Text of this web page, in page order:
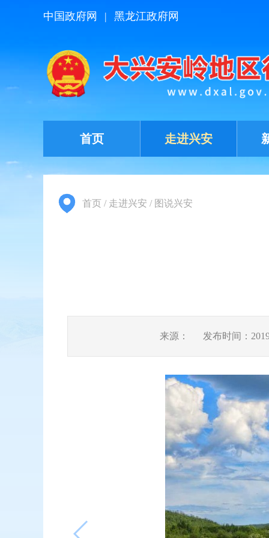
中国政府网 | 黑龙江政府网
首页 走进兴安
首页 / 走进兴安 / 图说兴安
来源： 发布时间：